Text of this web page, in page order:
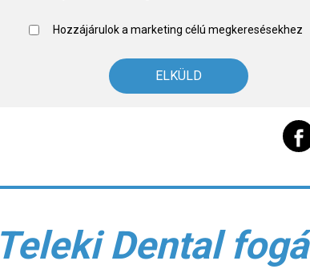
Hozzájárulok a marketing célú megkeresésekhez
Teleki Dental